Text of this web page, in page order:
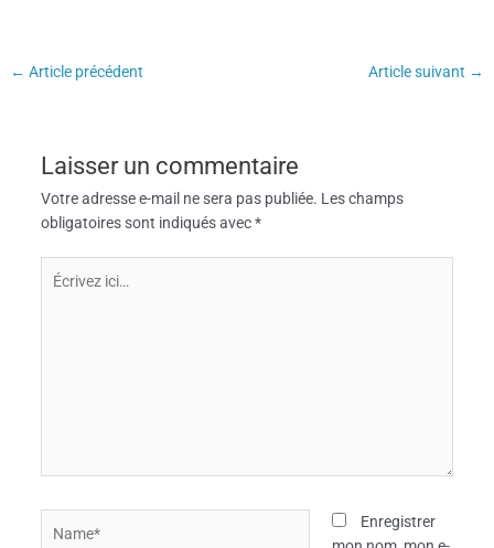
← Article précédent Article suivant →
Laisser un commentaire
Votre adresse e-mail ne sera pas publiée. Les champs
obligatoires sont indiqués avec*
ici…
Enregistrer